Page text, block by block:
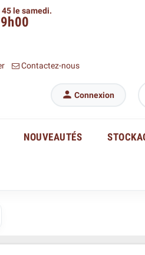
45 le samedi.
Contactez-nous
 Connexion
NOUVEAUTÉS